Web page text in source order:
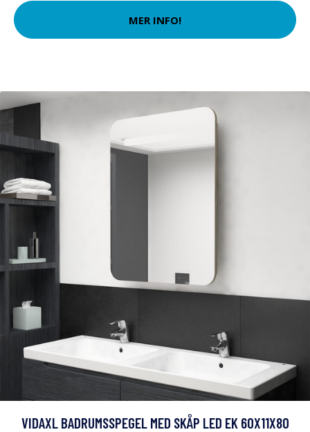
MER INFO!
VIDAXL BADRUMSSPEGEL MED SKÅP LED EK 60X11X80